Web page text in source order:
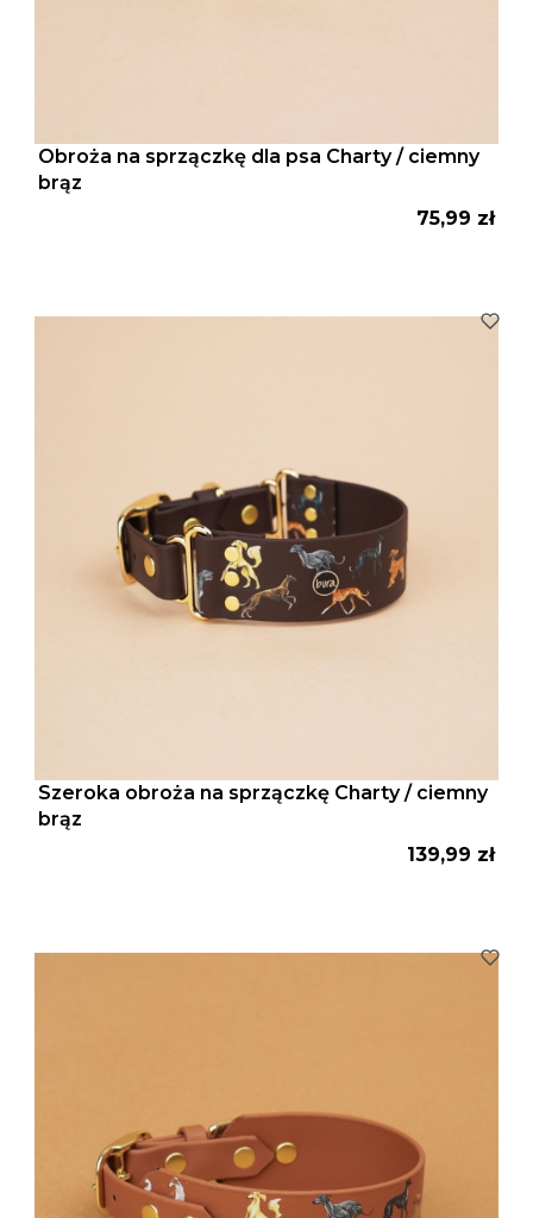
Obroża na sprzączkę dla psa Charty / ciemny
brąz
Cena
75,99 zł
Szeroka obroża na sprzączkę Charty / ciemny
brąz
Cena
139,99 zł